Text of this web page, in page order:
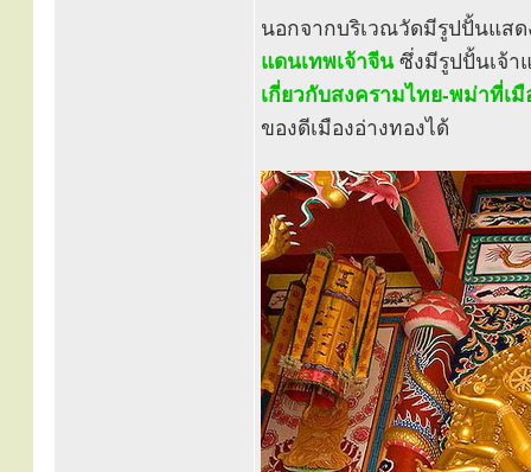
นอกจากบริเวณวัดมีรูปปั้นแส
แดนเทพเจ้าจีนซึ่งมีรูปปั้นเจ้
เกี่ยวกับสงครามไทย-พม่าที่เ
ของดีเมืองอ่างทองได้